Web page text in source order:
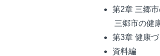
第2章 三郷
三郷市の健
第3章 健康
資料編